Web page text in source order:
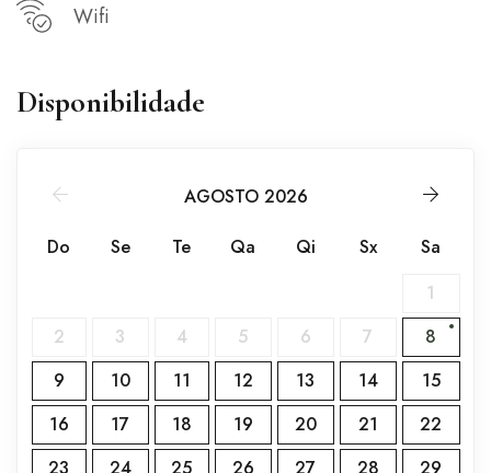
Wifi
Disponibilidade
AGOSTO 2026
Do
Se Te Qa Qi Sx
Sa
1
2
3 4 5 6 7
8
9
10 11 12 13 14
15
16
17 18 19 20 21
22